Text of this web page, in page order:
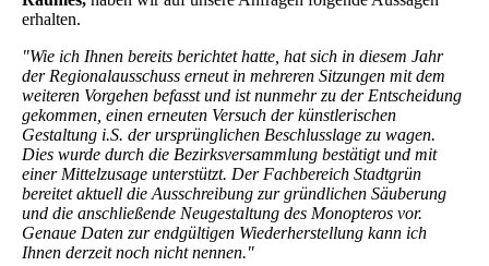
erhalten.
"Wie ich Ihnen bereits berichtet hatte, hat sich in diesem Jahr
der Regionalausschuss erneut in mehreren Sitzungen mit dem
weiteren Vorgehen befasst und ist nunmehr zu der Entscheidung
gekommen, einen erneuten Versuch der künstlerischen
Gestaltung i.S. der ursprünglichen Beschlusslage zu wagen.
Dies wurde durch die Bezirksversammlung bestätigt und mit
einer Mittelzusage unterstützt. Der Fachbereich Stadtgrün
bereitet aktuell die Ausschreibung zur gründlichen Säuberung
und die anschließende Neugestaltung des Monopteros vor.
Genaue Daten zur endgültigen Wiederherstellung kann ich
Ihnen derzeit noch nicht nennen."